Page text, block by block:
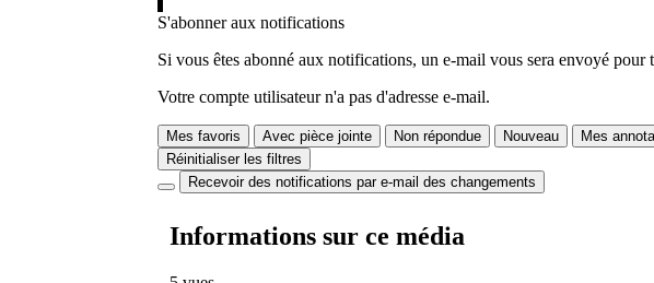
S'abonner aux notifications
Si vous êtes abonné aux notifications, un e-mail vous sera envoyé pour
Votre compte utilisateur n'a pas d'adresse e-mail.
Mes favoris Avec pièce jointe Non répondue Nouveau
Mes
Réinitialiser les filtres
Recevoir des notifications par e-mail des changements
Informations sur ce média